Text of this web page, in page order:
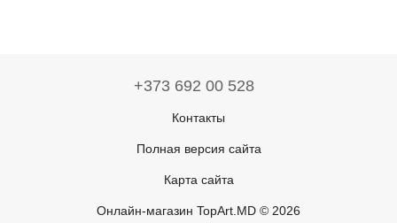
+373 692 00 528
Контакты
Полная версия сайта
Карта сайта
Онлайн-магазин TopArt.MD © 2026